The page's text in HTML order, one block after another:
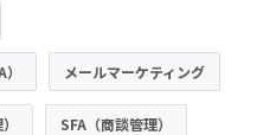
メールマーケティング
SFA（商談管理）